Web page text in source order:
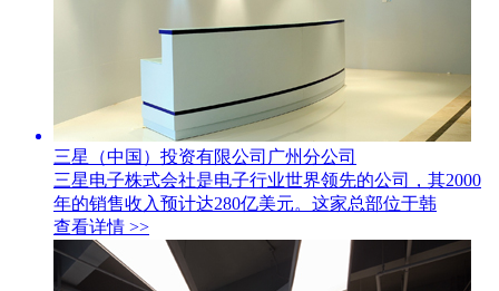
三星（中国）投资有限公司广州分公司
三星电子株式会社是电子行业世界领先的公司，其2000
年的销售收入预计达280亿美元。这家总部位于韩
查看详情 >>